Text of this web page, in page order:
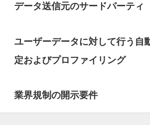
データ送信元のサードパーティ
ユーザーデータに対して行う自
定およびプロファイリング
業界規制の開示要件